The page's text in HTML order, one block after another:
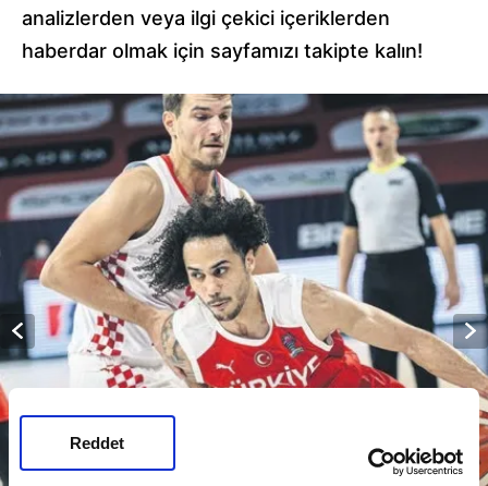
Reddet
analizlerden veya ilgi çekici içeriklerden
haberdar olmak için sayfamızı takipte kalın!